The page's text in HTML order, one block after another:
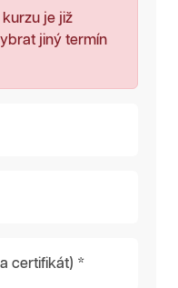
je již
jiný termín
certifikát) *